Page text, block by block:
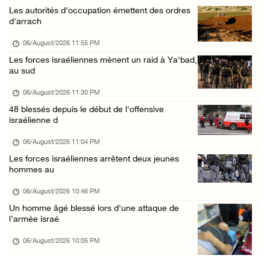
Croissant-Rouge : 16 blessés suite à l'agres ...
Les forces d'occupation rasent 4 dunams à Ba ...
06/August/2026 12:57 PM
La présidence condamne et met en garde l'occ ...
06/August/2026 12:16 PM
Les forces d'occupation démolissent une mais ...
Des colons clôturent des terres dans le nord ...
L'occupation poursuit son agression contre l ...
06/August/2026 09:32 AM
Les autorités israéliennes démolissent un im ...
Les autorités d'occupation émettent des ordres
d'arrach
06/August/2026 11:55 PM
Les forces israéliennes mènent un raid à Ya'bad,
au sud
06/August/2026 11:30 PM
48 blessés depuis le début de l'offensive
israélienne d
06/August/2026 11:04 PM
Les forces israéliennes arrêtent deux jeunes
hommes au
06/August/2026 10:46 PM
Un homme âgé blessé lors d'une attaque de
l'armée israé
06/August/2026 10:05 PM